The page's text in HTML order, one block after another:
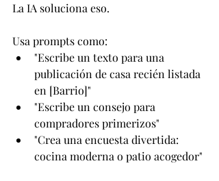
La IA soluciona eso.
Usa prompts como:
"Escribe un texto para una
publicación de casa recién listada
en [Barrio]"
"Escribe un consejo para
compradores primerizos"
"Crea una encuesta divertida:
cocina moderna o patio acogedor"